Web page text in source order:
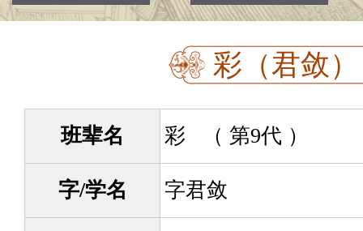
彩（君敛
班辈名 彩 （ 第9代 ）
字/学名 字君敛